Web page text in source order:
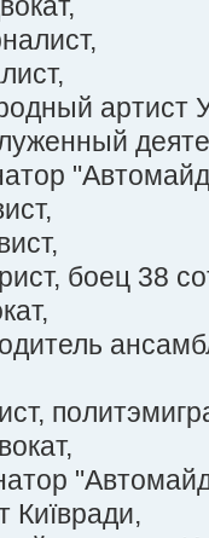
артист
боец 38
Київради,